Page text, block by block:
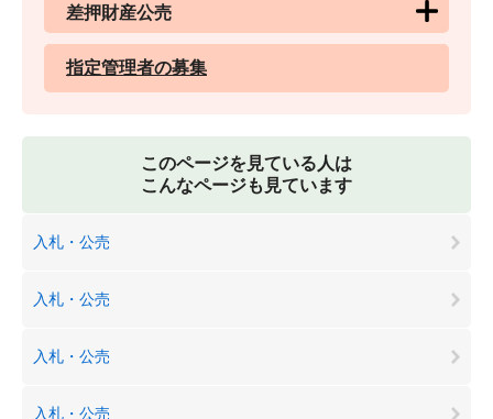
差押財産公売
指定管理者の募集
このページを見ている人は
こんなページも見ています
入札・公売
入札・公売
入札・公売
入札・公売